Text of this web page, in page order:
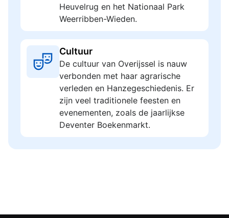
Heuvelrug en het Nationaal Park
Weerribben-Wieden.
Cultuur
De cultuur van Overijssel is nauw
verbonden met haar agrarische
verleden en Hanzegeschiedenis. Er
zijn veel traditionele feesten en
evenementen, zoals de jaarlijkse
Deventer Boekenmarkt.